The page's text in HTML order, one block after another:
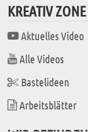
KREATIV ZONE
Aktuelles Video
Alle Videos
Bastelideen
Arbeitsblätter